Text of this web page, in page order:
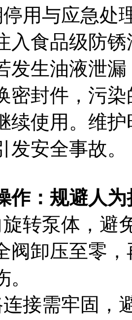
用与应急处
入食品级防
发生油液泄
密封件，污
续使用。维
发安全事故。
作：规避人
转泵体，避
阀卸压至零
接需牢固，